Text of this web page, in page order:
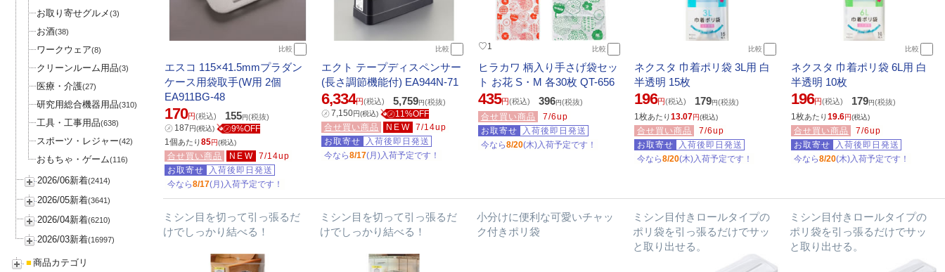
お取り寄せグルメ(3)
お酒(38)
ワークウェア(8)
クリーンルーム用品(3)
医療・介護(27)
研究用総合機器用品(310)
工具・工事用品(638)
スポーツ・レジャー(42)
おもちゃ・ゲーム(116)
2026/06新着(2414)
2026/05新着(3641)
2026/04新着(6210)
2026/03新着(16997)
■ 商品カテゴリ
比較
エスコ 115×41.5mmプラダン
ケース用袋取手(W用 2個
EA911BG-48
170円(税込) 155円(税抜)
㋱ 187円(税込) ㋱9%OFF
1個あたり85円(税込)
合せ買い商品 NEW 7/14up
お取寄せ
入荷後即日発送
今なら8/17(月)入荷予定です！
比較
エクト テープディスペンサー
(長さ調節機能付) EA944N-71
6,334円(税込) 5,759円(税抜)
㋱7,150円(税込) ㋱11%OFF
合せ買い商品
NEW 7/14up
お取寄せ
入荷後即日発送
今なら8/17(月)入荷予定です！
♡1 比較
ヒラカワ 柄入り手さげ袋セッ
ト お花 S・M 各30枚 QT-656
435円(税込) 396円(税抜)
合せ買い商品
7/6up
お取寄せ
入荷後即日発送
今なら8/20(木)入荷予定です！
比較
ネクスタ 巾着ポリ袋 3L用 白
半透明 15枚
196円(税込) 179円(税抜)
1枚あたり13.07円(税込)
合せ買い商品
7/6up
お取寄せ
入荷後即日発送
今なら8/20(木)入荷予定です！
比較
ネクスタ 巾着ポリ袋 6L用 白
半透明 10枚
196円(税込) 179円(税抜)
1枚あたり19.6円(税込)
合せ買い商品
7/6up
お取寄せ
入荷後即日発送
今なら8/20(木)入荷予定です！
ミシン目を切って引っ張るだ
けでしっかり結べる！
ミシン目を切って引っ張るだ
けでしっかり結べる！
小分けに便利な可愛いチャッ
ク付きポリ袋
ミシン目付きロールタイプの
ポリ袋を引っ張るだけでサッ
と取り出せる。
ミシン目付きロールタイプの
ポリ袋を引っ張るだけでサッ
と取り出せる。